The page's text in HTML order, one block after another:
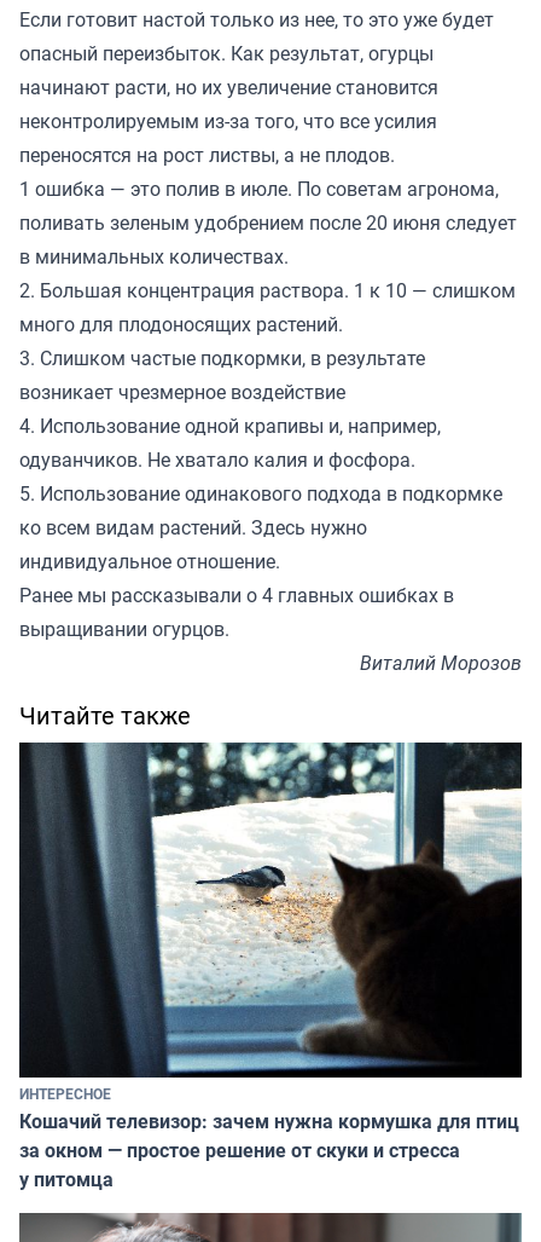
Если готовит настой только из нее, то это уже будет
опасный переизбыток. Как результат, огурцы
начинают расти, но их увеличение становится
неконтролируемым из-за того, что все усилия
переносятся на рост листвы, а не плодов.
1 ошибка — это полив в июле. По советам агронома,
поливать зеленым удобрением после 20 июня следует
в минимальных количествах.
2. Большая концентрация раствора. 1 к 10 — слишком
много для плодоносящих растений.
3. Слишком частые подкормки, в результате
возникает чрезмерное воздействие
4. Использование одной крапивы и, например,
одуванчиков. Не хватало калия и фосфора.
5. Использование одинакового подхода в подкормке
ко всем видам растений. Здесь нужно
индивидуальное отношение.
Ранее мы рассказывали о 4 главных ошибках в
выращивании огурцов.
Виталий Морозов
Читайте также
ИНТЕРЕСНОЕ
Кошачий телевизор: зачем нужна кормушка для птиц
за окном — простое решение от скуки и стресса
у питомца